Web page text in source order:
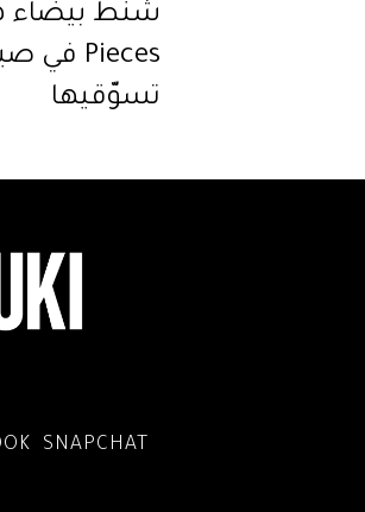
تسوّقيها
SNAPCHAT